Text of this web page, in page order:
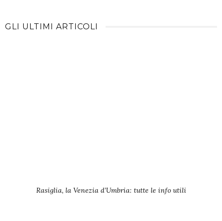
GLI ULTIMI ARTICOLI
Rasiglia, la Venezia d’Umbria: tutte le info utili